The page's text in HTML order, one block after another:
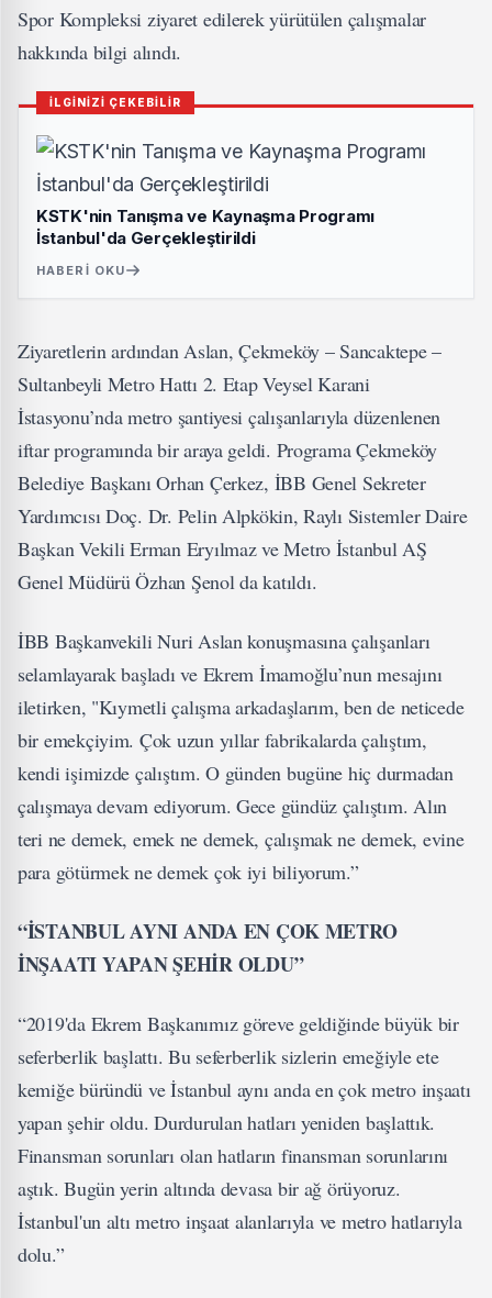
Spor Kompleksi ziyaret edilerek yürütülen çalışmalar
hakkında bilgi alındı.
İLGİNİZİ ÇEKEBİLİR
KSTK'nin Tanışma ve Kaynaşma Programı
İstanbul'da Gerçekleştirildi
HABERI OKU
Ziyaretlerin ardından Aslan, Çekmeköy – Sancaktepe –
Sultanbeyli Metro Hattı 2. Etap Veysel Karani
İstasyonu’nda metro şantiyesi çalışanlarıyla düzenlenen
iftar programında bir araya geldi. Programa Çekmeköy
Belediye Başkanı Orhan Çerkez, İBB Genel Sekreter
Yardımcısı Doç. Dr. Pelin Alpkökin, Raylı Sistemler Daire
Başkan Vekili Erman Eryılmaz ve Metro İstanbul AŞ
Genel Müdürü Özhan Şenol da katıldı.
İBB Başkanvekili Nuri Aslan konuşmasına çalışanları
selamlayarak başladı ve Ekrem İmamoğlu’nun mesajını
iletirken, "Kıymetli çalışma arkadaşlarım, ben de neticede
bir emekçiyim. Çok uzun yıllar fabrikalarda çalıştım,
kendi işimizde çalıştım. O günden bugüne hiç durmadan
çalışmaya devam ediyorum. Gece gündüz çalıştım. Alın
teri ne demek, emek ne demek, çalışmak ne demek, evine
para götürmek ne demek çok iyi biliyorum.”
“İSTANBUL AYNI ANDA EN ÇOK METRO
İNŞAATI YAPAN ŞEHİR OLDU”
“2019'da Ekrem Başkanımız göreve geldiğinde büyük bir
seferberlik başlattı. Bu seferberlik sizlerin emeğiyle ete
kemiğe büründü ve İstanbul aynı anda en çok metro inşaatı
yapan şehir oldu. Durdurulan hatları yeniden başlattık.
Finansman sorunları olan hatların finansman sorunlarını
aştık. Bugün yerin altında devasa bir ağ örüyoruz.
İstanbul'un altı metro inşaat alanlarıyla ve metro hatlarıyla
dolu.”